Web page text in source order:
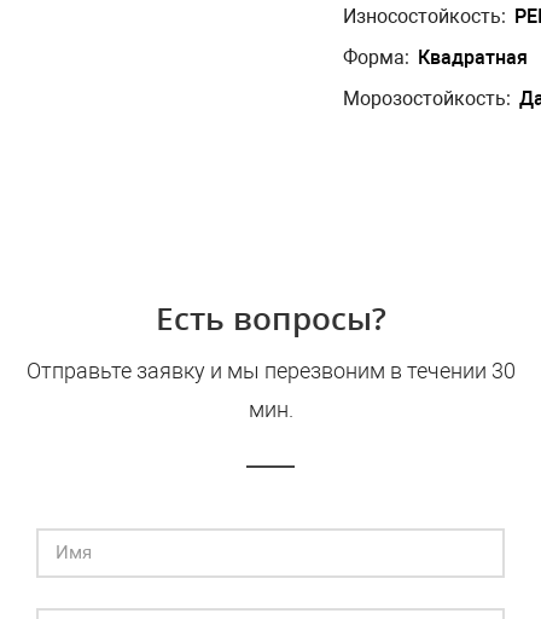
Износостойкость:
Форма: Квадратная
Морозостойкость:
Есть вопросы?
Отправьте заявку и мы перезвоним в течении 30
мин.